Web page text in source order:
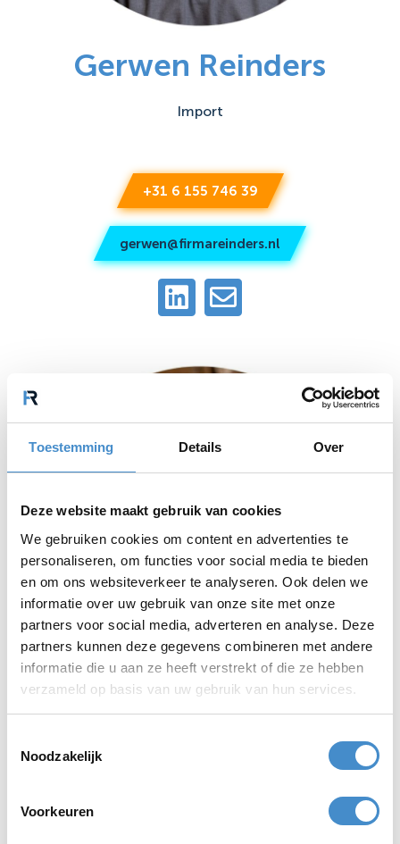
Toestemming Details Over
Deze website maakt gebruik van cookies
We gebruiken cookies om content en advertenties te
personaliseren, om functies voor social media te bieden
en om ons websiteverkeer te analyseren. Ook delen we
informatie over uw gebruik van onze site met onze
partners voor social media, adverteren en analyse. Deze
partners kunnen deze gegevens combineren met andere
informatie die u aan ze heeft verstrekt of die ze hebben
verzameld op basis van uw gebruik van hun services.
Noodzakelijk
Voorkeuren
Gerwen Reinders
Import
+31 6 155 746 39
gerwen@firmareinders.nl
Marnix Reinders